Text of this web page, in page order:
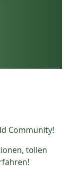
Community!
tollen